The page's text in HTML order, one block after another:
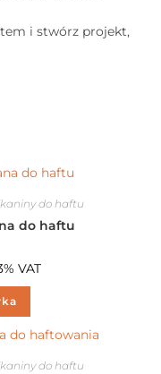
i stwórz projekt,
do haftu
do haftu
VAT
do haftu